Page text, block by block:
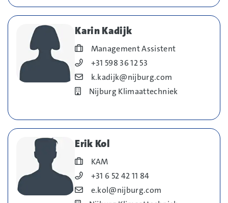
Karin Kadijk
Blog_field_Functie
Management Assistent
Blog_field_Telefoonnummer
+31 598 36 12 53
Blog_field_E-mail
k.kadijk@nijburg.com
BedrijfNijburg Klimaattechniek
Erik Kol
Blog_field_Functie
KAM
Blog_field_Telefoonnummer
+31 6 52 42 11 84
Blog_field_E-mail
e.kol@nijburg.com